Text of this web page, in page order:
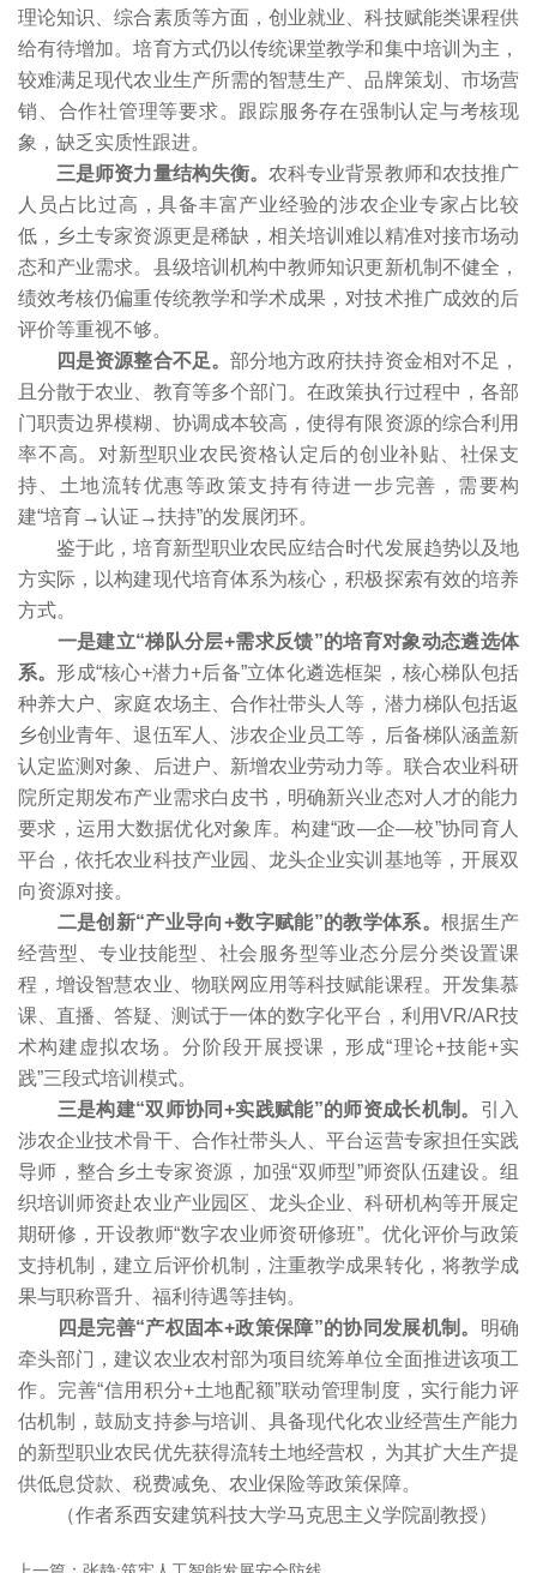
理论知识、综合素质等方面，创业就业、科技赋能类课程供
给有待增加。培育方式仍以传统课堂教学和集中培训为主，
较难满足现代农业生产所需的智慧生产、品牌策划、市场营
销、合作社管理等要求。跟踪服务存在强制认定与考核现
象，缺乏实质性跟进。
三是师资力量结构失衡。 农科专业背景教师和农技推广
人员占比过高，具备丰富产业经验的涉农企业专家占比较
低，乡土专家资源更是稀缺，相关培训难以精准对接市场动
态和产业需求。县级培训机构中教师知识更新机制不健全，
绩效考核仍偏重传统教学和学术成果，对技术推广成效的后
评价等重视不够。
四是资源整合不足。 部分地方政府扶持资金相对不足，
且分散于农业、教育等多个部门。在政策执行过程中，各部
门职责边界模糊、协调成本较高，使得有限资源的综合利用
率不高。对新型职业农民资格认定后的创业补贴、社保支
持、土地流转优惠等政策支持有待进一步完善，需要构
建“培育→认证→扶持”的发展闭环。
鉴于此，培育新型职业农民应结合时代发展趋势以及地
方实际，以构建现代培育体系为核心，积极探索有效的培养
方式。
一是建立“梯队分层+需求反馈”的培育对象动态遴选体
系。 形成“核心+潜力+后备”立体化遴选框架，核心梯队包括
种养大户、家庭农场主、合作社带头人等，潜力梯队包括返
乡创业青年、退伍军人、涉农企业员工等，后备梯队涵盖新
认定监测对象、后进户、新增农业劳动力等。联合农业科研
院所定期发布产业需求白皮书，明确新兴业态对人才的能力
要求，运用大数据优化对象库。构建“政—企—校”协同育人
平台，依托农业科技产业园、龙头企业实训基地等，开展双
向资源对接。
二是创新“产业导向+数字赋能”的教学体系。 根据生产
经营型、专业技能型、社会服务型等业态分层分类设置课
程，增设智慧农业、物联网应用等科技赋能课程。开发集慕
课、直播、答疑、测试于一体的数字化平台，利用VR/AR技
术构建虚拟农场。分阶段开展授课，形成“理论+技能+实
践”三段式培训模式。
三是构建“双师协同+实践赋能”的师资成长机制。 引入
涉农企业技术骨干、合作社带头人、平台运营专家担任实践
导师，整合乡土专家资源，加强“双师型”师资队伍建设。组
织培训师资赴农业产业园区、龙头企业、科研机构等开展定
期研修，开设教师“数字农业师资研修班”。优化评价与政策
支持机制，建立后评价机制，注重教学成果转化，将教学成
果与职称晋升、福利待遇等挂钩。
四是完善“产权固本+政策保障”的协同发展机制。 明确
牵头部门，建议农业农村部为项目统筹单位全面推进该项工
作。完善“信用积分+土地配额”联动管理制度，实行能力评
估机制，鼓励支持参与培训、具备现代化农业经营生产能力
的新型职业农民优先获得流转土地经营权，为其扩大生产提
供低息贷款、税费减免、农业保险等政策保障。
（作者系西安建筑科技大学马克思主义学院副教授）